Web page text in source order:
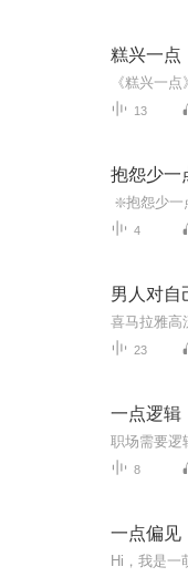
糕兴一点
13
抱怨少一
4
男人对自
23
一点逻辑
职场需要逻
8
一点偏见